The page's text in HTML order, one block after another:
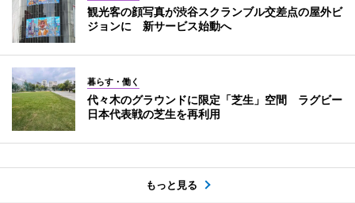
観光客の顔写真が渋谷スクランブル交差点の屋外ビ
ジョンに 新サービス始動へ
暮らす・働く
代々木のグラウンドに限定「芝生」空間 ラグビー
日本代表戦の芝生を再利用
もっと見る